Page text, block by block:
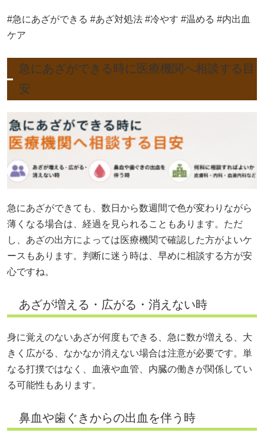
#急にあざができる #あざ対処法 #冷やす #温める #内出血
ケア
急にあざができる時に医療機関へ相談する目
安
急にあざができても、数日から数週間で色が変わりながら
薄くなる場合は、経過を見られることもあります。ただ
し、あざの出方によっては医療機関で確認した方がよいケ
ースもあります。判断に迷う時は、早めに相談する方が安
心ですね。
あざが増える・広がる・消えない時
身に覚えのないあざが何度もできる、急に数が増える、大
きく広がる、なかなか消えない場合は注意が必要です。単
なる打撲ではなく、血液や血管、内臓の働きが関係してい
る可能性もあります。
鼻血や歯ぐきからの出血を伴う時